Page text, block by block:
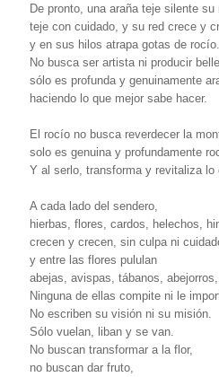
De pronto, una araña teje silente su
teje con cuidado, y su red crece y
y en sus hilos atrapa gotas de rocío.
No busca ser artista ni producir
sólo es profunda y genuinamente
haciendo lo que mejor sabe hacer.
El rocío no busca reverdecer la
solo es genuina y profundamente
Y al serlo, transforma y revitaliza lo
A cada lado del sendero,
hierbas, flores, cardos, helechos,
crecen y crecen, sin culpa ni
y entre las flores pululan
abejas, avispas, tábanos,
Ninguna de ellas compite ni le
No escriben su visión ni su misión.
Sólo vuelan, liban y se van.
No buscan transformar a la flor,
no buscan dar fruto,